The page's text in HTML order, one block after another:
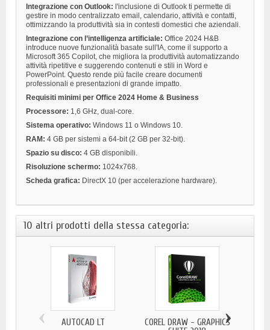
Integrazione con Outlook: l'inclusione di Outlook ti permette di
gestire in modo centralizzato email, calendario, attività e contatti,
ottimizzando la produttività sia in contesti domestici che aziendali.
Integrazione con l’intelligenza artificiale: Office 2024 H&B
introduce nuove funzionalità basate sull'IA, come il supporto a
Microsoft 365 Copilot, che migliora la produttività automatizzando
attività ripetitive e suggerendo contenuti e stili in Word e
PowerPoint. Questo rende più facile creare documenti
professionali e presentazioni di grande impatto.
Requisiti minimi per Office 2024 Home & Business
Processore: 1,6 GHz, dual-core.
Sistema operativo: Windows 11 o Windows 10.
RAM: 4 GB per sistemi a 64-bit (2 GB per 32-bit).
Spazio su disco: 4 GB disponibili.
Risoluzione schermo: 1024x768.
Scheda grafica: DirectX 10 (per accelerazione hardware).
10 altri prodotti della stessa categoria:
AUTOCAD LT
COREL DRAW - GRAPHICS
‹ ›